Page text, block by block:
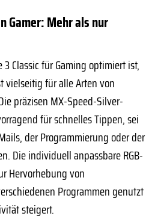
Mehr als nur
Classic für Gaming optimiert ist,
vielseitig für alle Arten von
präzisen MX-Speed-Silver-
für schnelles Tippen, sei
der Programmierung oder der
Die individuell anpassbare RGB-
Hervorhebung von
Programmen genutzt
steigert.